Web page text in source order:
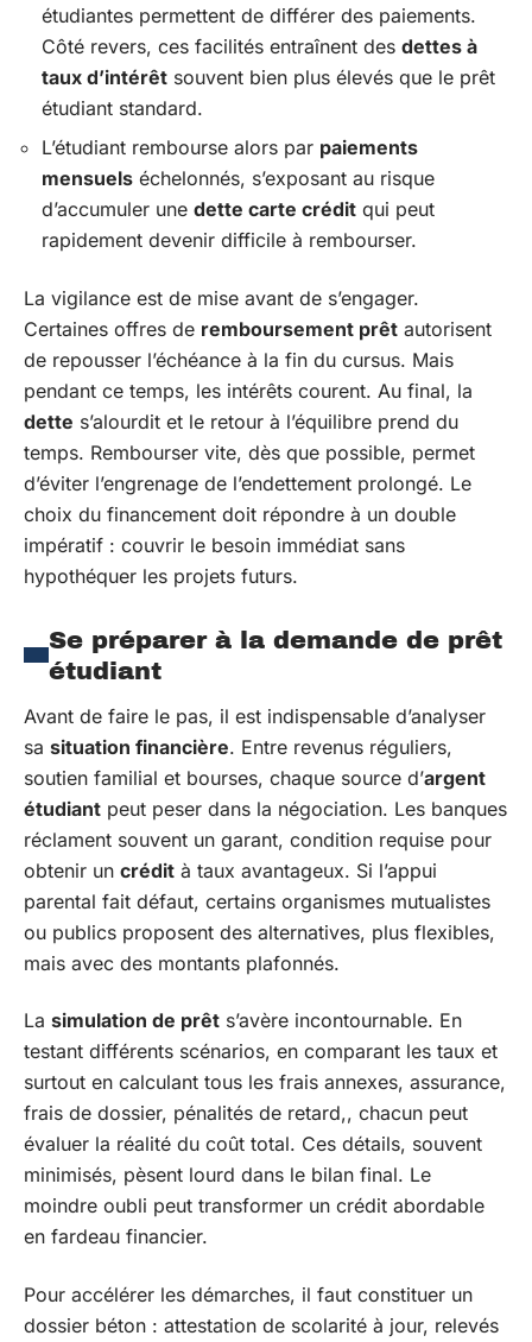
étudiantes permettent de différer des paiements.
Côté revers, ces facilités entraînent des dettes à
taux d’intérêt souvent bien plus élevés que le prêt
étudiant standard.
L’étudiant rembourse alors par paiements
mensuels échelonnés, s’exposant au risque
d’accumuler une dette carte crédit qui peut
rapidement devenir difficile à rembourser.
La vigilance est de mise avant de s’engager.
Certaines offres de remboursement prêt autorisent
de repousser l’échéance à la fin du cursus. Mais
pendant ce temps, les intérêts courent. Au final, la
dette s’alourdit et le retour à l’équilibre prend du
temps. Rembourser vite, dès que possible, permet
d’éviter l’engrenage de l’endettement prolongé. Le
choix du financement doit répondre à un double
impératif : couvrir le besoin immédiat sans
hypothéquer les projets futurs.
Se préparer à la demande de prêt
étudiant
Avant de faire le pas, il est indispensable d’analyser
sa situation financière. Entre revenus réguliers,
soutien familial et bourses, chaque source d’argent
étudiant peut peser dans la négociation. Les banques
réclament souvent un garant, condition requise pour
obtenir un crédit à taux avantageux. Si l’appui
parental fait défaut, certains organismes mutualistes
ou publics proposent des alternatives, plus flexibles,
mais avec des montants plafonnés.
La simulation de prêt s’avère incontournable. En
testant différents scénarios, en comparant les taux et
surtout en calculant tous les frais annexes, assurance,
frais de dossier, pénalités de retard,, chacun peut
évaluer la réalité du coût total. Ces détails, souvent
minimisés, pèsent lourd dans le bilan final. Le
moindre oubli peut transformer un crédit abordable
en fardeau financier.
Pour accélérer les démarches, il faut constituer un
dossier béton : attestation de scolarité à jour, relevés